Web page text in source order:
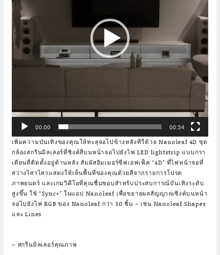
00:00 00:34
เพิ่มความบันเทิงของคุณให้ทะลุจอไปข้างหลังทีวีด้วย Nanoleaf 4D ชุด
กล้องสกรีนมิลเลอร์ที่ซิงค์สีบนหน้าจอไปยังไฟ LED lightstrip แบบกรา
เดียนที่ติดตั้งอยู่ด้านหลัง สัมผัสอิมเมอร์ซีฟเอฟเฟ็ค “4D” ที่ไฟหน้าจอที่
สว่างไสวไสวแสดงให้เห็นพื้นที่ของคุณด้วยสีจากรายการโปรด
ภาพยนตร์ และเกมวิดีโอที่คุณชื่นชอบสำหรับประสบการณ์บันเทิงระดับ
สูงขึ้น ใช้ “Sync+” ในแอป Nanoleaf เพื่อขยายผลสัญญาณซิงค์บนหน้า
จอไปยังไฟ RGB ของ Nanoleaf กว่า 50 ชิ้น – เช่น Nanoleaf Shapes
และ Lines
– สกรีนมิลเลอร์คุณภาพ